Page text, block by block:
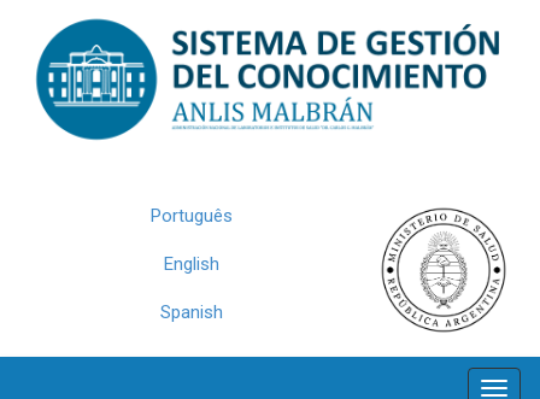
navigation
Português
English
Spanish